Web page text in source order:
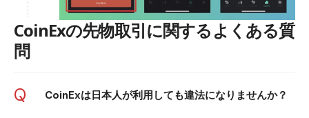
CoinExの先物取引に関するよくある質
問
Q CoinExは日本人が利用しても違法になりませんか？